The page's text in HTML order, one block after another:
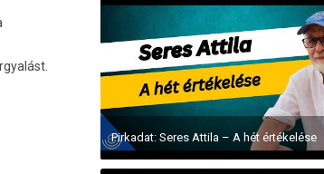
Pirkadat: Seres Attila – A hét értékelése